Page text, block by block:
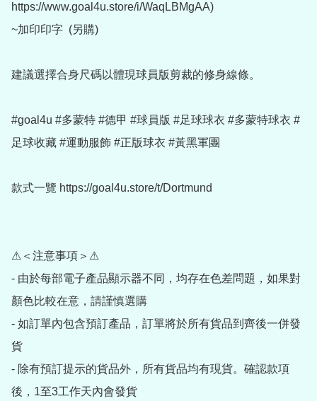
https://www.goal4u.store/i/WaqLBMgAA)
~加印印字  (另購)
建議選擇合身尺碼以體現球員版剪裁的修身線條。
#goal4u #多蒙特 #德甲 #球員版 #足球球衣 #多蒙特球衣 #
足球收藏 #運動服飾 #正版球衣 #黃黑軍團
款式一覽 https://goal4u.store/t/Dortmund
⚠＜注意事項＞⚠
- 由於每部電子產品顯示器不同，均存在色差問題，如果對
顏色比較在意，請謹慎選購
- 如訂單內包含預訂產品，訂單將於所有貨品到齊後一併發
貨
- 除有預訂提示的貨品外，所有貨品均有現貨。確認款項
後，1至3工作天內會發貨